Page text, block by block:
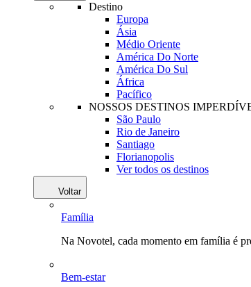
Destino
Europa
Ásia
Médio Oriente
América Do Norte
América Do Sul
África
Pacífico
NOSSOS DESTINOS
São Paulo
Rio de Janeiro
Santiago
Florianopolis
Ver todos os destinos
Voltar
Família
Na Novotel, cada momento em família é
Bem-estar